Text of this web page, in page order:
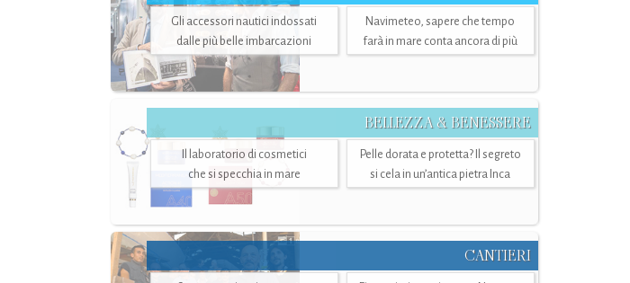
Gli accessori nautici indossati
dalle più belle imbarcazioni
Navimeteo, sapere che tempo
farà in mare conta ancora di più
BELLEZZA & BENESSERE
Il laboratorio di cosmetici
che si specchia in mare
Pelle dorata e protetta? Il segreto
si cela in un’antica pietra Inca
CANTIERI